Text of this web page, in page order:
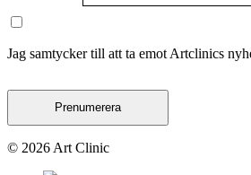
Jag samtycker till att ta emot Artclinics
Prenumerera
© 2026 Art Clinic